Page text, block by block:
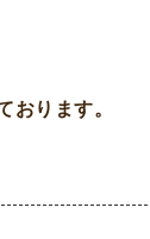
おります。